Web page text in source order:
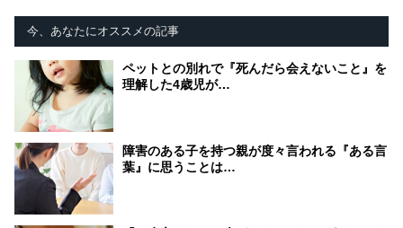
今、あなたにオススメの記事
ペットとの別れで『死んだら会えないこと』を
理解した4歳児が…
障害のある子を持つ親が度々言われる『ある言
葉』に思うことは…